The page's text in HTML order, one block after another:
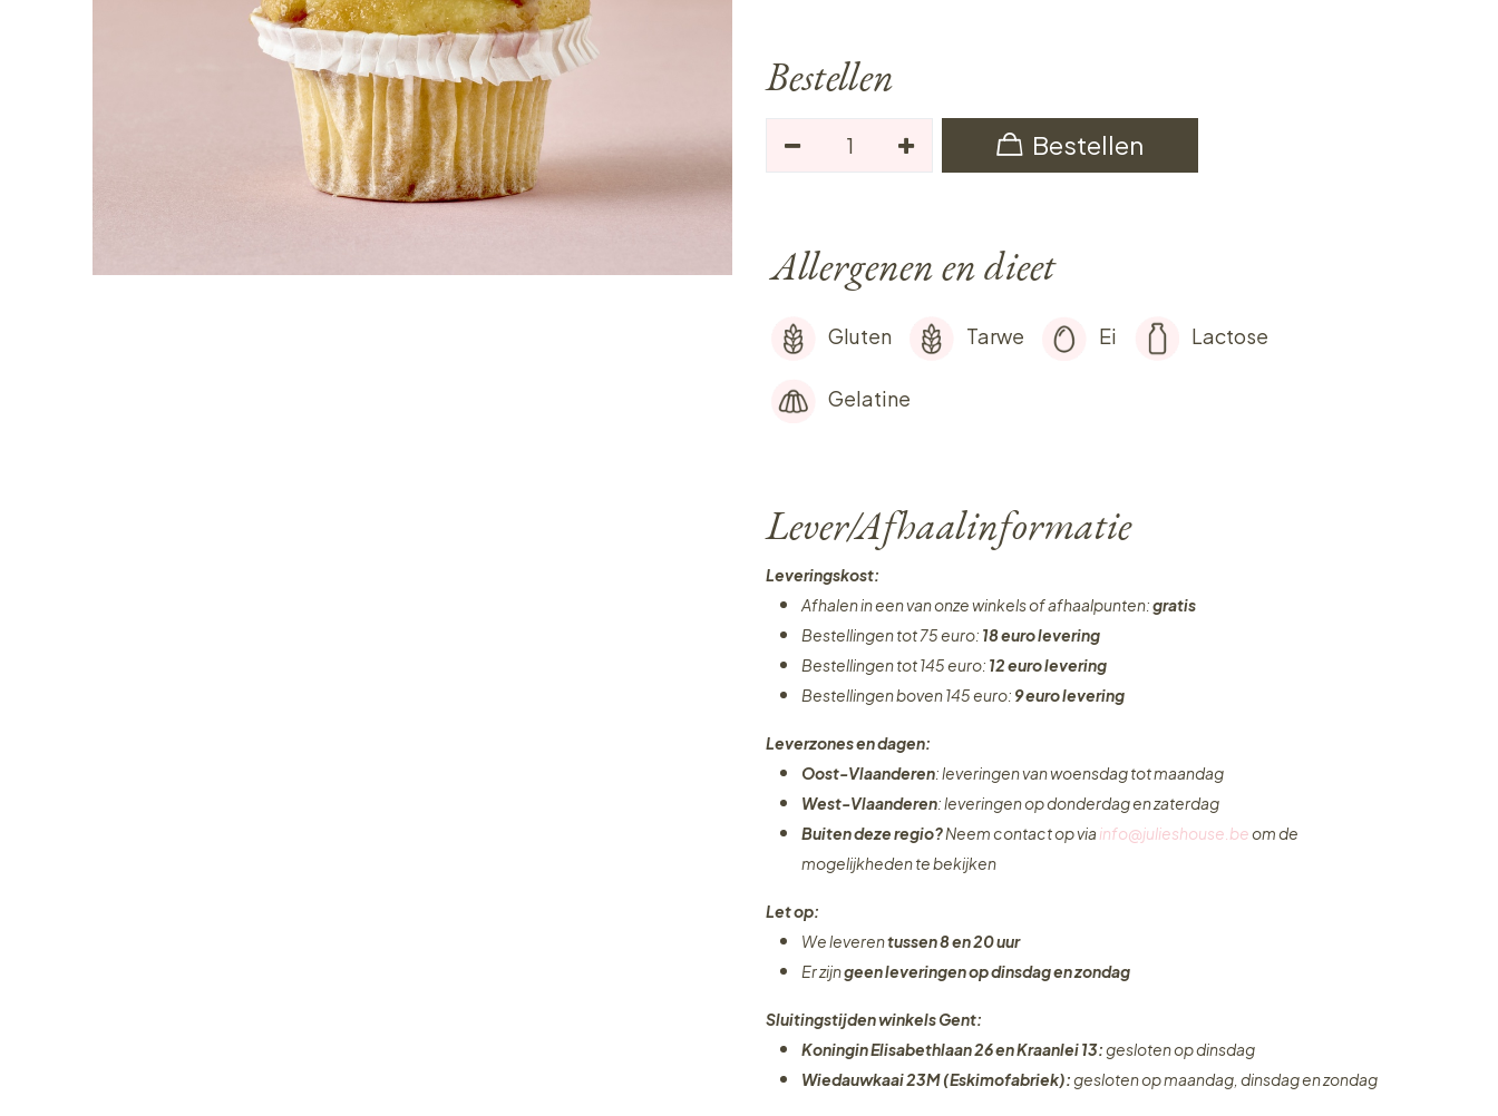
Bestellen
Bestellen
Allergenen en dieet
Gluten Tarwe Ei Lactose
Gelatine
Lever/Afhaalinformatie
Leveringskost:
Afhalen in een van onze winkels of afhaalpunten:gratis
Bestellingen tot 75 euro: 18 euro levering
Bestellingen tot 145 euro: 12 euro levering
Bestellingen boven 145 euro: 9 euro levering
Leverzones en dagen:
Oost-Vlaanderen: leveringen van woensdag tot maandag
West-Vlaanderen: leveringen op donderdag en zaterdag
Buiten deze regio?Neem contact op via info@julieshouse.beom de
mogelijkheden te bekijken
Let op:
We leverentussen 8 en 20 uur
Er zijngeen leveringenop dinsdag en zondag
Sluitingstijden winkels Gent:
Koningin Elisabethlaan 26 en Kraanlei 13:gesloten op dinsdag
Wiedauwkaai 23M (Eskimofabriek):gesloten op maandag, dinsdag en zondag